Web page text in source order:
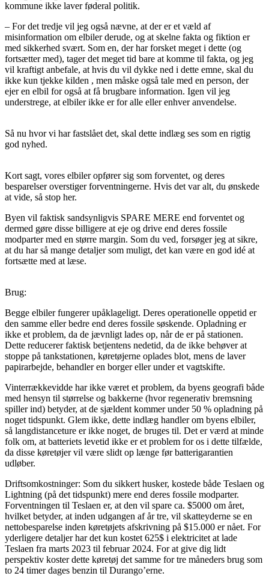
kommune ikke laver føderal politik.
– For det tredje vil jeg også nævne, at der er et væld af
misinformation om elbiler derude, og at skelne fakta og fiktion er
med sikkerhed svært. Som en, der har forsket meget i dette (og
fortsætter med), tager det meget tid bare at komme til fakta, og jeg
vil kraftigt anbefale, at hvis du vil dykke ned i dette emne, skal du
ikke kun tjekke kilden , men måske også tale med en person, der
ejer en elbil for også at få brugbare information. Igen vil jeg
understrege, at elbiler ikke er for alle eller enhver anvendelse.
Så nu hvor vi har fastslået det, skal dette indlæg ses som en rigtig
god nyhed.
Kort sagt, vores elbiler opfører sig som forventet, og deres
besparelser overstiger forventningerne. Hvis det var alt, du ønskede
at vide, så stop her.
Byen vil faktisk sandsynligvis SPARE MERE end forventet og
dermed gøre disse billigere at eje og drive end deres fossile
modparter med en større margin. Som du ved, forsøger jeg at sikre,
at du har så mange detaljer som muligt, det kan være en god idé at
fortsætte med at læse.
Brug:
Begge elbiler fungerer upåklageligt. Deres operationelle oppetid er
den samme eller bedre end deres fossile søskende. Opladning er
ikke et problem, da de jævnligt lades op, når de er på stationen.
Dette reducerer faktisk betjentens nedetid, da de ikke behøver at
stoppe på tankstationen, køretøjerne oplades blot, mens de laver
papirarbejde, behandler en borger eller under et vagtskifte.
Vinterrækkevidde har ikke været et problem, da byens geografi både
med hensyn til størrelse og bakkerne (hvor regenerativ bremsning
spiller ind) betyder, at de sjældent kommer under 50 % opladning på
noget tidspunkt. Glem ikke, dette indlæg handler om byens elbiler,
så langdistanceture er ikke noget, de bruges til. Det er værd at minde
folk om, at batteriets levetid ikke er et problem for os i dette tilfælde,
da disse køretøjer vil være slidt op længe før batterigarantien
udløber.
Driftsomkostninger: Som du sikkert husker, kostede både Teslaen og
Lightning (på det tidspunkt) mere end deres fossile modparter.
Forventningen til Teslaen er, at den vil spare ca. $5000 om året,
hvilket betyder, at inden udgangen af ​​år tre, vil skatteyderne se en
nettobesparelse inden køretøjets afskrivning på $15.000 er nået. For
yderligere detaljer har det kun kostet 625$ i elektricitet at lade
Teslaen fra marts 2023 til februar 2024. For at give dig lidt
perspektiv koster dette køretøj det samme for tre måneders brug som
to 24 timer dages benzin til Durango’erne.